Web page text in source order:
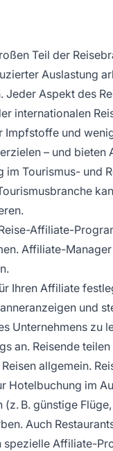
Teil der
Auslastung
Jeder Aspekt des
internationalen
Impfstoffe und
– und bieten
Tourismus- und
Affiliate-
Affiliate-Manager
Ihren Affiliate
und
Unternehmens zu
an. Reisende
allgemein.
Hotelbuchung im
(z. B. günstige
Auch
spezielle Affiliate-